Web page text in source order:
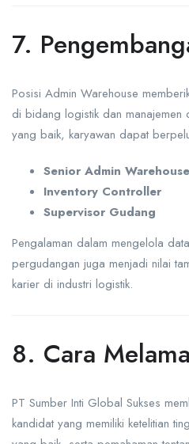
7.
Posisi Admin Warehouse
di bidang logistik dan manajemen
yang baik, karyawan dapat
Senior Admin Warehouse
Inventory Controller
Supervisor Gudang
Pengalaman dalam mengelola
pergudangan juga menjadi nilai
karier di industri logistik.
8. Cara
PT Sumber Inti Global Sukses
kandidat yang memiliki ketelitian